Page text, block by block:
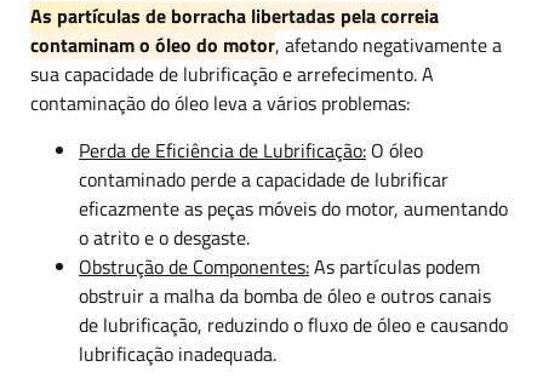
As partículas de borracha libertadas pela correia
contaminam o óleo do motor, afetando negativamente a
sua capacidade de lubrificação e arrefecimento. A
contaminação do óleo leva a vários problemas:
Perda de Eficiência de Lubrificação: O óleo
contaminado perde a capacidade de lubrificar
eficazmente as peças móveis do motor, aumentando
o atrito e o desgaste.
Obstrução de Componentes:As partículas podem
obstruir a malha da bomba de óleo e outros canais
de lubrificação, reduzindo o fluxo de óleo e causando
lubrificação inadequada.